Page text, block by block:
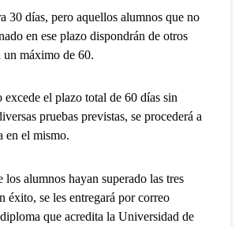
30 días, pero aquellos alumnos que no
en ese plazo dispondrán de otros
un máximo de 60.
excede el plazo total de 60 días sin
pruebas previstas, se procederá a
en el mismo.
los alumnos hayan superado las tres
éxito, se les entregará por correo
que acredita la Universidad de